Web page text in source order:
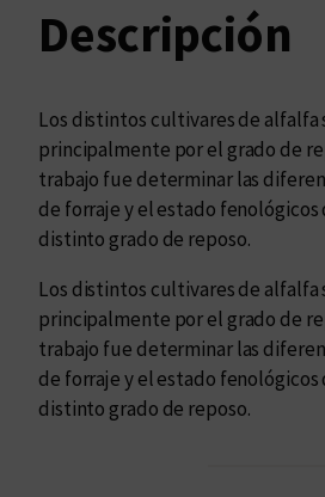
ó
f
o
r
r
a
j
e
c
a
n
Descripción
Los distintos cultivares de alfalfa
principalmente por el grado de
trabajo fue determinar las
de forraje y el estado fenológicos
distinto grado de reposo.
Los distintos cultivares de alfalfa
principalmente por el grado de
trabajo fue determinar las
de forraje y el estado fenológicos
distinto grado de reposo.